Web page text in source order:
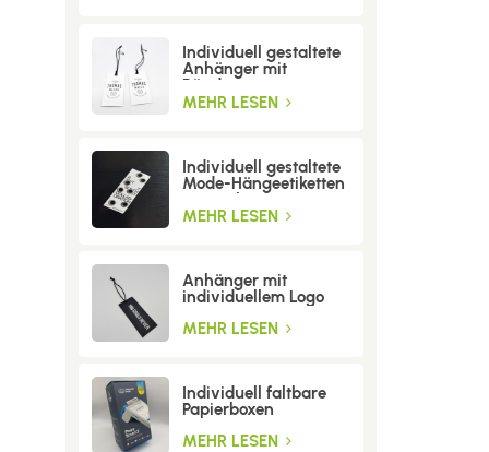
Individuell gestaltete
Anhänger mit
Bändern
MEHR LESEN
Individuell gestaltete
Mode-Hängeetiketten
mit Löchern
MEHR LESEN
Anhänger mit
individuellem Logo
MEHR LESEN
Individuell faltbare
Papierboxen
MEHR LESEN